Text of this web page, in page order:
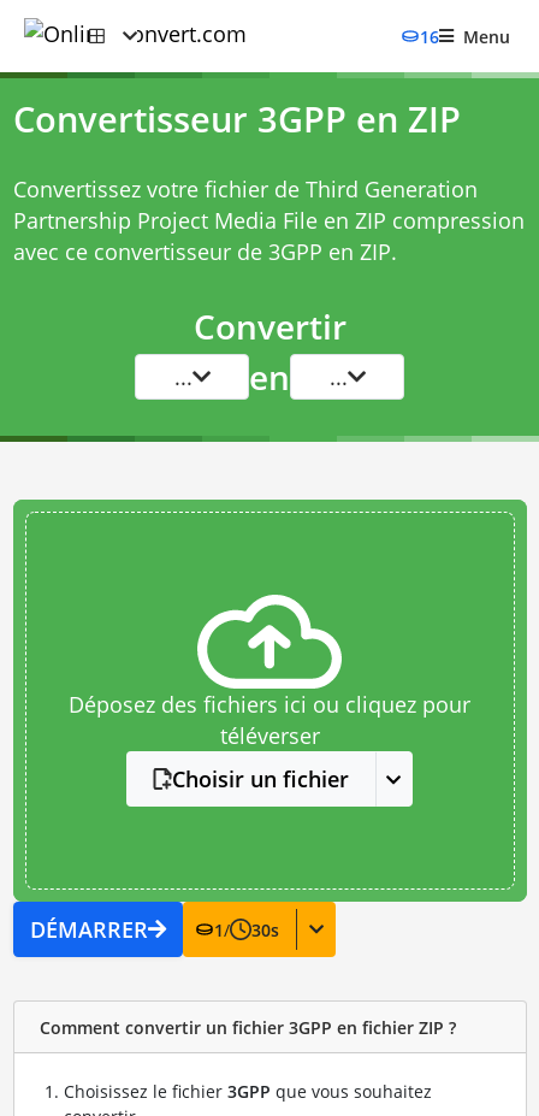
16 Menu
Convertisseur 3GPP en ZIP
Convertissez votre fichier de Third Generation
Partnership Project Media File en ZIP compression
avec ce convertisseur de 3GPP en ZIP.
Convertir
... en ...
Déposez des fichiers ici ou cliquez pour
téléverser
Choisir un fichier
DÉMARRER 1/ 30s
Comment convertir un fichier 3GPP en fichier ZIP ?
Choisissez le fichier 3GPP que vous souhaitez